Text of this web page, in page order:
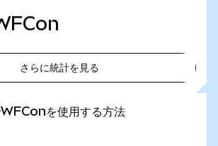
さらに統計を見る
を使用する方法